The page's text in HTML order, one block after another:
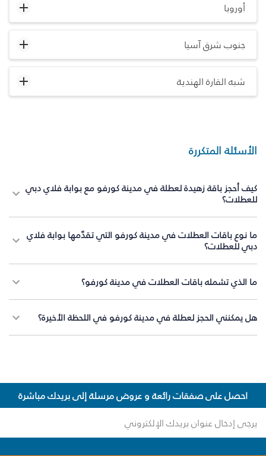
أوروبا
جنوب شرق آسيا
شبه القارة الهندية
الأسئلة المتكررة
كيف أحجز باقة زهيدة لعطلة في مدينة كورفو مع بوابة فلاي دبي
للعطلات؟
ما نوع باقات العطلات في مدينة كورفو التي تقدّمها بوابة فلاي
دبي للعطلات؟
ما الذي تشمله باقات العطلات في مدينة كورفو؟
هل يمكنني الحجز لعطلة في مدينة كورفو في اللحظة الأخيرة؟
احصل على صفقات رائعة و عروض مرسلة إلى بريدك مباشرة